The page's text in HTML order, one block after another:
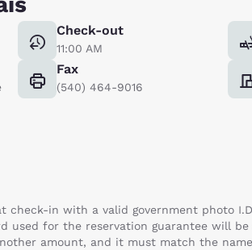
Check-out
11:00 AM
Fax
(540) 464-9016
check-in with a valid government photo
used for the reservation guarantee will
amount, and it must match the